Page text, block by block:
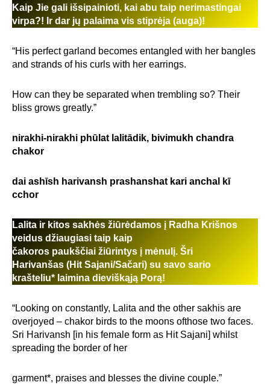
Kaip Jie gali išsipainioti, kai abu taip nerimastingai
virpa?! Ir dar jų palaima vis stiprėja (auga)!
“His perfect garland becomes entangled with her bangles
and strands of his curls with her earrings.
How can they be separated when trembling so? Their
bliss grows greatly.”
nirakhi-nirakhi phūlat lalitādik, bivimukh chandra
chakor
dai ashīsh harivansh prashanshat kari anchal kī
cchor
Lalita ir kitos sakhės žiūrėdamos į Radha Krišnos
veidus džiaugiasi taip kaip
čakoros paukščiai žiūrintys į mėnulį. Šri
Harivanšas (Hit Sajani/Sačari) su savo sario
krašteliu* laimina dieviškąją Porą!
“Looking on constantly, Lalita and the other sakhis are
overjoyed – chakor birds to the moons ofthose two faces.
Sri Harivansh [in his female form as Hit Sajani] whilst
spreading the border of her
garment*, praises and blesses the divine couple.”